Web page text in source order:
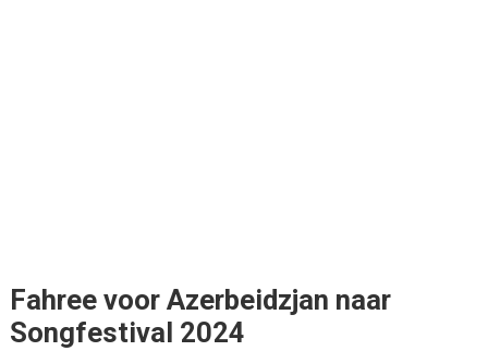
Fahree voor Azerbeidzjan naar
Songfestival 2024